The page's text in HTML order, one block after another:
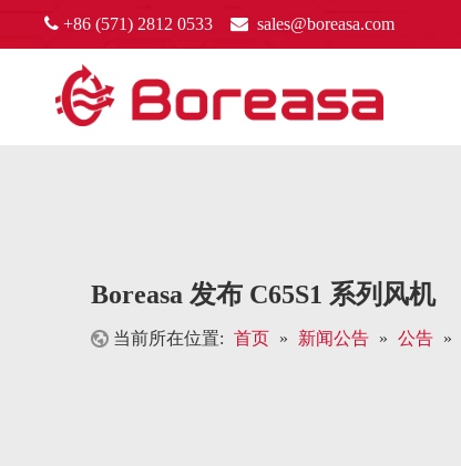
 +86 (571) 2812 0533  sales@boreasa.com
Boreasa 发布 C65S1 系列风机
当前所在位置: 首页 » 新闻公告 » 公告 »